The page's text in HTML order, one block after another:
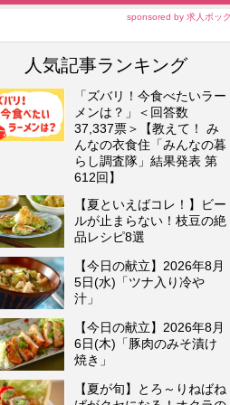
sponsored by 求人ボッ
人気記事ランキング
「ズバリ！今食べたいラー
メンは？」＜回答数
37,337票＞【教えて！ み
んなの衣食住「みんなの暮
らし調査隊」結果発表 第
612回】
【夏といえばコレ！】ビー
ルが止まらない！枝豆の絶
品レシピ8選
【今日の献立】2026年8月
5日(水)「ツナ入り冷
汁」
【今日の献立】2026年8月
6日(木)「豚肉のみそ漬け
焼き」
【夏が旬】とろ～りねばね